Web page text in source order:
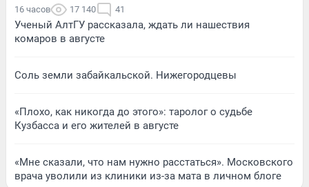
16 часов 17 140 41
Ученый АлтГУ рассказала, ждать ли нашествия
комаров в августе
Соль земли забайкальской. Нижегородцевы
«Плохо, как никогда до этого»: таролог о судьбе
Кузбасса и его жителей в августе
«Мне сказали, что нам нужно расстаться». Московского
врача уволили из клиники из-за мата в личном блоге